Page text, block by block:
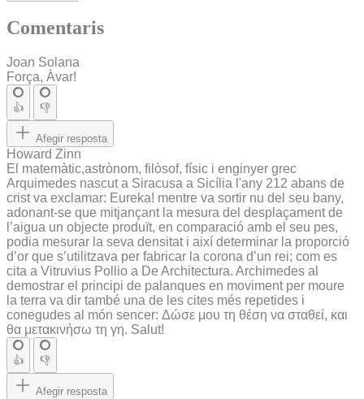
Comentaris
Joan Solana
Força, Àvar!
👍 👎
Afegir resposta
Howard Zinn
El matemàtic,astrònom, filòsof, físic i enginyer grec
Arquimedes nascut a Siracusa a Sicília l'any 212 abans de
crist va exclamar: Eureka! mentre va sortir nu del seu bany,
adonant-se que mitjançant la mesura del desplaçament de
l’aigua un objecte produït, en comparació amb el seu pes,
podia mesurar la seva densitat i així determinar la proporció
d’or que s’utilitzava per fabricar la corona d’un rei; com es
cita a Vitruvius Pollio a De Architectura. Archimedes al
demostrar el principi de palanques en moviment per moure
la terra va dir també una de les cites més repetides i
conegudes al món sencer: Δώσε μου τη θέση να σταθεί, και
θα μετακινήσω τη γη. Salut!
👍 👎
Afegir resposta